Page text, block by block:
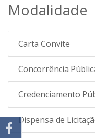
Modalidade
Carta Convite
Concorrência
Credenciamento
Dispensa de